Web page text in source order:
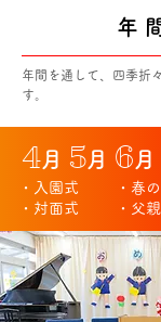
年
年間を通して、四季折
す。
4月 5月 6 月
・入園式
・対面式
・春
・父